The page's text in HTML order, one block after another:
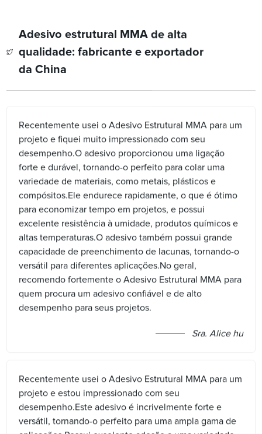
Adesivo estrutural MMA de alta
qualidade: fabricante e exportador
da China
Recentemente usei o Adesivo Estrutural MMA para um
projeto e fiquei muito impressionado com seu
desempenho.O adesivo proporcionou uma ligação
forte e durável, tornando-o perfeito para colar uma
variedade de materiais, como metais, plásticos e
compósitos.Ele endurece rapidamente, o que é ótimo
para economizar tempo em projetos, e possui
excelente resistência à umidade, produtos químicos e
altas temperaturas.O adesivo também possui grande
capacidade de preenchimento de lacunas, tornando-o
versátil para diferentes aplicações.No geral,
recomendo fortemente o Adesivo Estrutural MMA para
quem procura um adesivo confiável e de alto
desempenho para seus projetos.
Sra. Alice hu
Recentemente usei o Adesivo Estrutural MMA para um
projeto e estou impressionado com seu
desempenho.Este adesivo é incrivelmente forte e
versátil, tornando-o perfeito para uma ampla gama de